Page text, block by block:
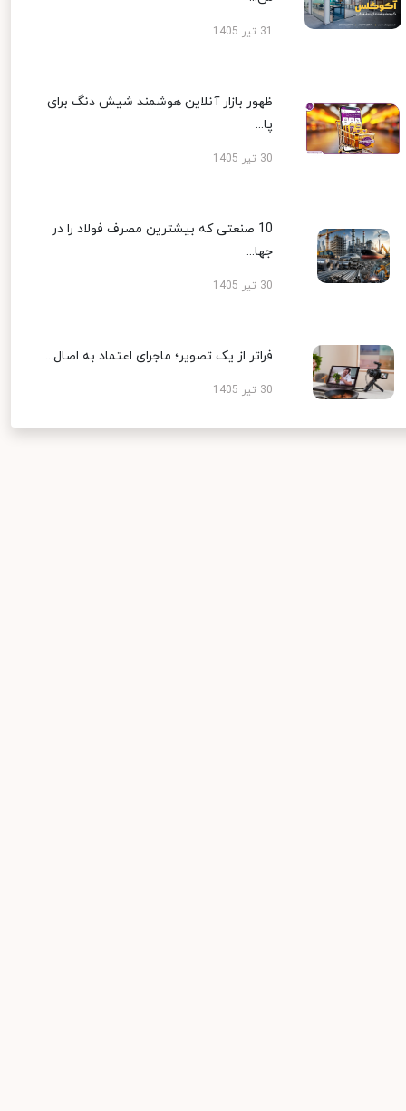
ظهور بازار آنلاین هوشمند شیش دنگ برای
پا...
30 تیر 1405
10 صنعتی که بیشترین مصرف فولاد را در
جها...
30 تیر 1405
فراتر از یک تصویر؛ ماجرای اعتماد به اصال...
30 تیر 1405